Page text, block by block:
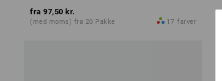
fra 97,50 kr.
(med moms) fra 20 Pakke 17 farver